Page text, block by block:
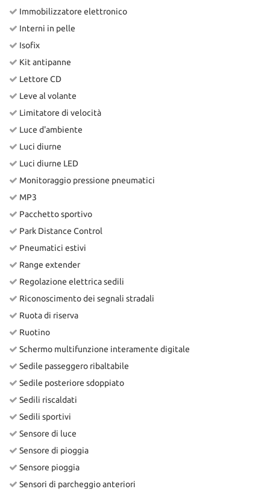
Immobilizzatore elettronico
Interni in pelle
Isofix
Kit antipanne
Lettore CD
Leve al volante
Limitatore di velocità
Luce d'ambiente
Luci diurne
Luci diurne LED
Monitoraggio pressione pneumatici
MP3
Pacchetto sportivo
Park Distance Control
Pneumatici estivi
Range extender
Regolazione elettrica sedili
Riconoscimento dei segnali stradali
Ruota di riserva
Ruotino
Schermo multifunzione interamente digitale
Sedile passeggero ribaltabile
Sedile posteriore sdoppiato
Sedili riscaldati
Sedili sportivi
Sensore di luce
Sensore di pioggia
Sensore pioggia
Sensori di parcheggio anteriori